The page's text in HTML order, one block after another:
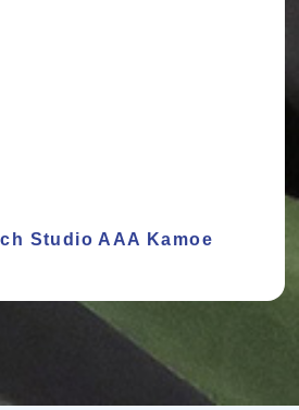
Studio AAA Kamoe